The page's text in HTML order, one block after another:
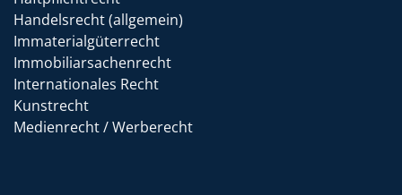
Handelsrecht (allgemein)
Immaterialgüterrecht
Immobiliarsachenrecht
Internationales Recht
Kunstrecht
Medienrecht / Werberecht